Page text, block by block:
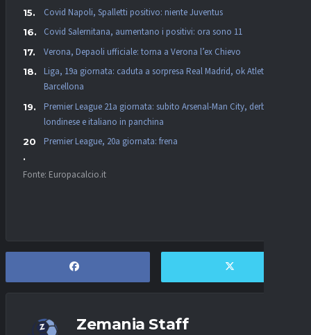
Covid Napoli, Spalletti positivo: niente Juventus
Covid Salernitana, aumentano i positivi: ora sono 11
Verona, Depaoli ufficiale: torna a Verona l’ex Chievo
Liga, 19a giornata: caduta a sorpresa Real Madrid, ok Atletico e
Barcellona
Premier League 21a giornata: subito Arsenal-Man City, derby
londinese e italiano in panchina
Premier League, 20a giornata: frena
Fonte: Europacalcio.it
Zemania Staff